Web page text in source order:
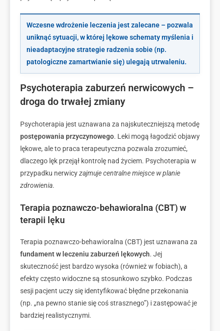
Wczesne wdrożenie leczenia jest zalecane – pozwala
uniknąć sytuacji, w której lękowe schematy myślenia i
nieadaptacyjne strategie radzenia sobie (np.
patologiczne zamartwianie się) ulegają utrwaleniu.
Psychoterapia zaburzeń nerwicowych –
droga do trwałej zmiany
Psychoterapia jest uznawana za najskuteczniejszą metodę
postępowania przyczynowego. Leki mogą łagodzić objawy
lękowe, ale to praca terapeutyczna pozwala zrozumieć,
dlaczego lęk przejął kontrolę nad życiem. Psychoterapia w
przypadku nerwicyzajmuje centralne miejsce w planie
zdrowienia.
Terapia poznawczo-behawioralna (CBT) w
terapii lęku
Terapia poznawczo-behawioralna (CBT) jest uznawana za
fundament w leczeniu zaburzeń lękowych. Jej
skuteczność jest bardzo wysoka (również w fobiach), a
efekty często widoczne są stosunkowo szybko. Podczas
sesji pacjent uczy się identyfikować błędne przekonania
(np. „na pewno stanie się coś strasznego”) i zastępować je
bardziej realistycznymi.